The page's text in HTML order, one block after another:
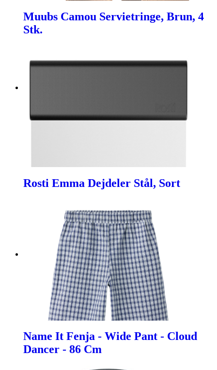
Muubs Camou Servietringe, Brun, 4
Stk.
Rosti Emma Dejdeler Stål, Sort
Name It Fenja - Wide Pant - Cloud
Dancer - 86 Cm